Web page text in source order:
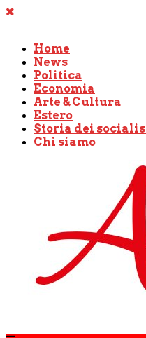
Home
News
Politica
Economia
Arte & Cultura
Estero
Storia dei
Chi siamo